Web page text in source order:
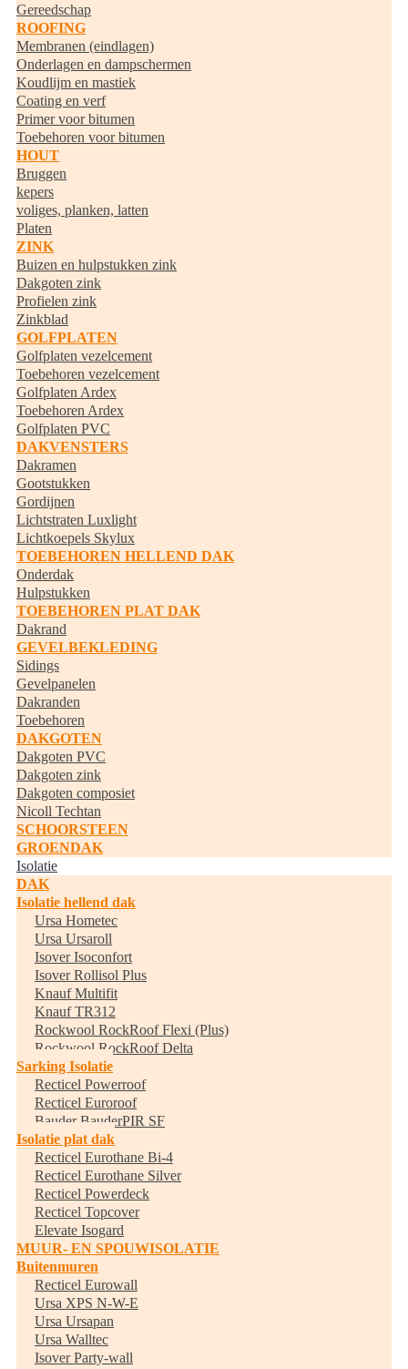
Gereedschap
ROOFING
Membranen (eindlagen)
Onderlagen en dampschermen
Koudlijm en mastiek
Coating en verf
Primer voor bitumen
Toebehoren voor bitumen
HOUT
Bruggen
kepers
voliges, planken, latten
Platen
ZINK
Buizen en hulpstukken zink
Dakgoten zink
Profielen zink
Zinkblad
GOLFPLATEN
Golfplaten vezelcement
Toebehoren vezelcement
Golfplaten Ardex
Toebehoren Ardex
Golfplaten PVC
DAKVENSTERS
Dakramen
Gootstukken
Gordijnen
Lichtstraten Luxlight
Lichtkoepels Skylux
TOEBEHOREN HELLEND DAK
Onderdak
Hulpstukken
TOEBEHOREN PLAT DAK
Dakrand
GEVELBEKLEDING
Sidings
Gevelpanelen
Dakranden
Toebehoren
DAKGOTEN
Dakgoten PVC
Dakgoten zink
Dakgoten composiet
Nicoll Techtan
SCHOORSTEEN
GROENDAK
Isolatie
DAK
Isolatie hellend dak
Ursa Hometec
Ursa Ursaroll
Isover Isoconfort
Isover Rollisol Plus
Knauf Multifit
Knauf TR312
Rockwool RockRoof Flexi (Plus)
Rockwool RockRoof Delta
Sarking Isolatie
Recticel Powerroof
Recticel Euroroof
Bauder BauderPIR SF
Isolatie plat dak
Recticel Eurothane Bi-4
Recticel Eurothane Silver
Recticel Powerdeck
Recticel Topcover
Elevate Isogard
MUUR- EN SPOUWISOLATIE
Buitenmuren
Recticel Eurowall
Ursa XPS N-W-E
Ursa Ursapan
Ursa Walltec
Isover Party-wall